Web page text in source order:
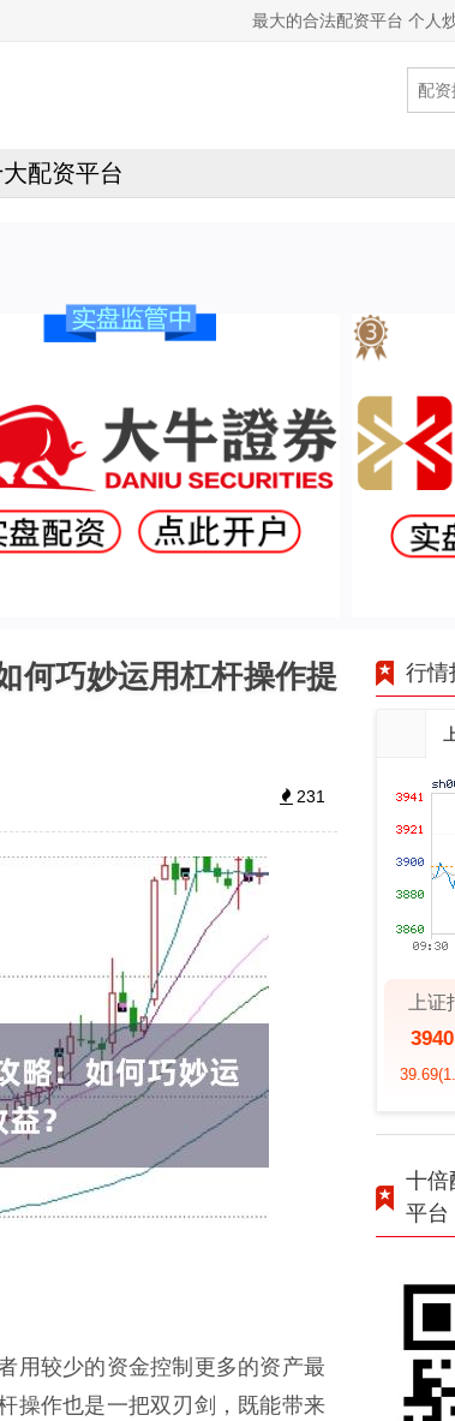
最大的合法配资平台 个人
配资平台
何巧妙运用杠杆操作提
231
用较少的资金控制更多的资产最
操作也是一把双刃剑，既能带来
行情
上证
39.69
十倍
平台